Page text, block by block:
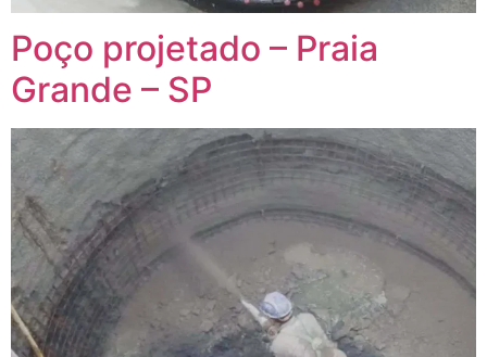
Poço projetado – Praia
Grande – SP